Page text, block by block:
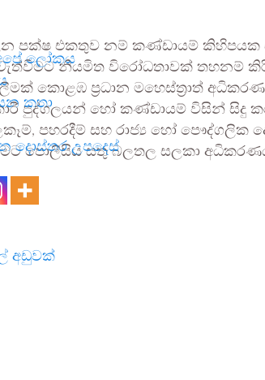
ලෝකය
කතා
දොස්තර උපදෙස්
පක්ෂ එකතුව නම් කණ්ඩායම්
නියමිත විරෝධතාවක්
කොළඹ ප්‍රධාන මහෙස්ත්‍රාත්
පුද්ගලයන් හෝ කණ්ඩායම් විසින් සිදු
පහරදීම් සහ රාජ්‍ය හෝ පෞද්ගලික
පොලීසිය සතු බලතල සලකා
අඩුවක්